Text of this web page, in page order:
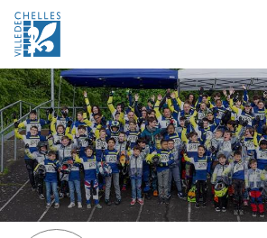
Panneau de gestion des cookies